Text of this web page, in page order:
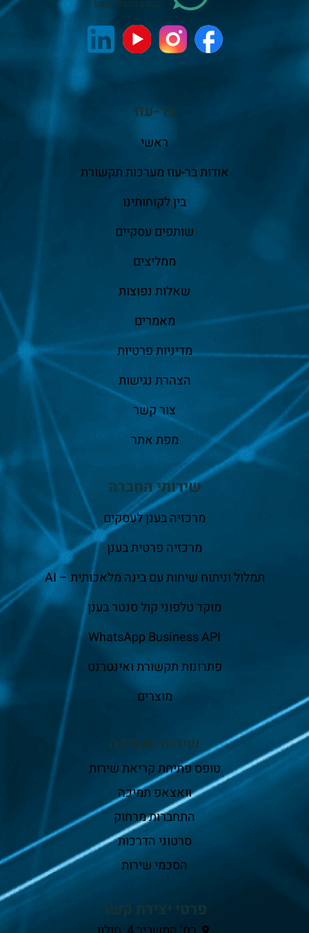
בר-עוז
ראשי
אודות בר-עוז מערכות תקשורת
בין לקוחותינו
שותפים עסקיים
ממליצים
שאלות נפוצות
מאמרים
מדיניות פרטיות
הצהרת נגישות
צור קשר
מפת אתר
שירותי החברה
מרכזיה בענן לעסקים
מרכזיה פרטית בענן
תמלול וניתוח שיחות עם בינה מלאכותית – AI
מוקד טלפוני קול סנטר בענן
WhatsApp Business API
פתרונות תקשורת ואינטרנט
מוצרים
שירות ותמיכה
טופס פתיחת קריאת שירות
וואצאפ תמיכה
התחברות מרחוק
סרטוני הדרכות
הסכמי שירות
פרטי יצירת קשר